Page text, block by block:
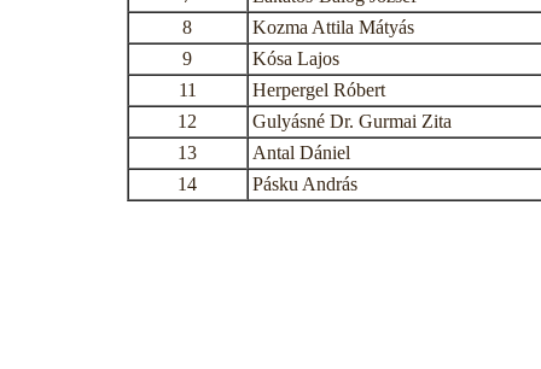
8
Kozma Attila Mátyás
9
Kósa Lajos
11
Herpergel Róbert
12
Gulyásné Dr. Gurmai Zita
13
Antal Dániel
14
Pásku András